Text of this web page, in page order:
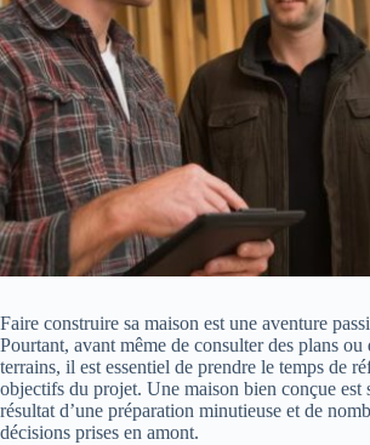
Faire construire sa maison est une aventure
Pourtant, avant même de consulter des plans ou
terrains, il est essentiel de prendre le temps de
objectifs du projet. Une maison bien conçue est
résultat d’une préparation minutieuse et de
décisions prises en amont.